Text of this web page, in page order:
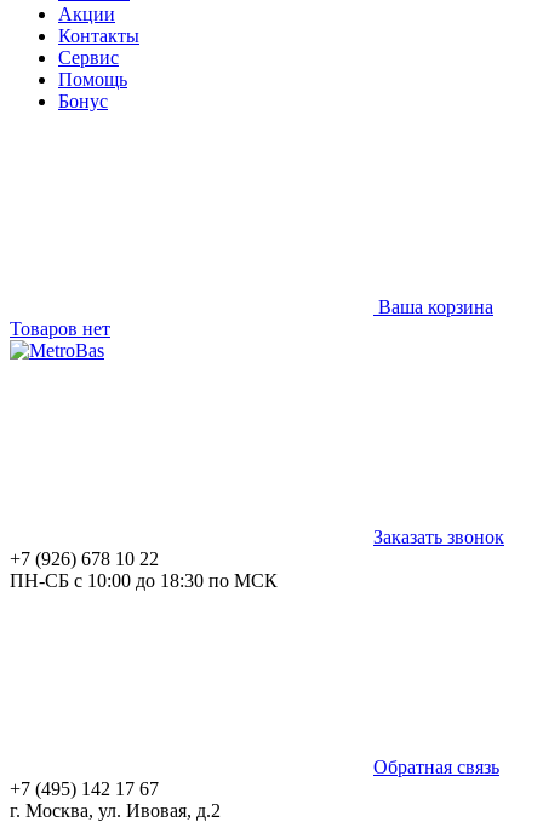
Акции
Контакты
Сервис
Помощь
Бонус
Ваша корзина
Товаров нет
Заказать звонок
+7 (926) 678 10 22
ПН-СБ с 10:00 до 18:30 по МСК
Обратная связь
+7 (495) 142 17 67
г. Москва, ул. Ивовая, д.2